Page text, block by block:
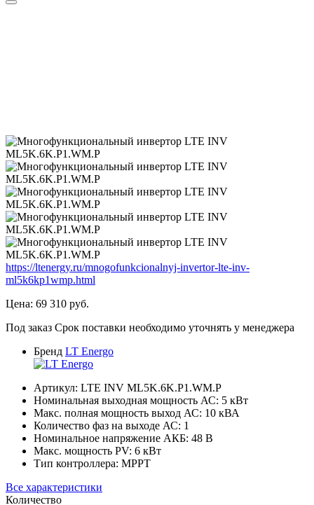
https://ltenergy.ru/mnogofunkcionalnyj-invertor-lte-inv-
ml5k6kp1wmp.html
Цена: 69 310 руб.
Под заказ Срок поставки необходимо уточнять у менеджера
Бренд LT Energo
Артикул: LTE INV ML5K.6K.P1.WM.P
Номинальная выходная мощность АС: 5 кВт
Макс. полная мощность выход АС: 10 кВА
Количество фаз на выходе АС: 1
Номинальное напряжение АКБ: 48 В
Макс. мощность PV: 6 кВт
Тип контроллера: MPPT
Все характеристики
Количество